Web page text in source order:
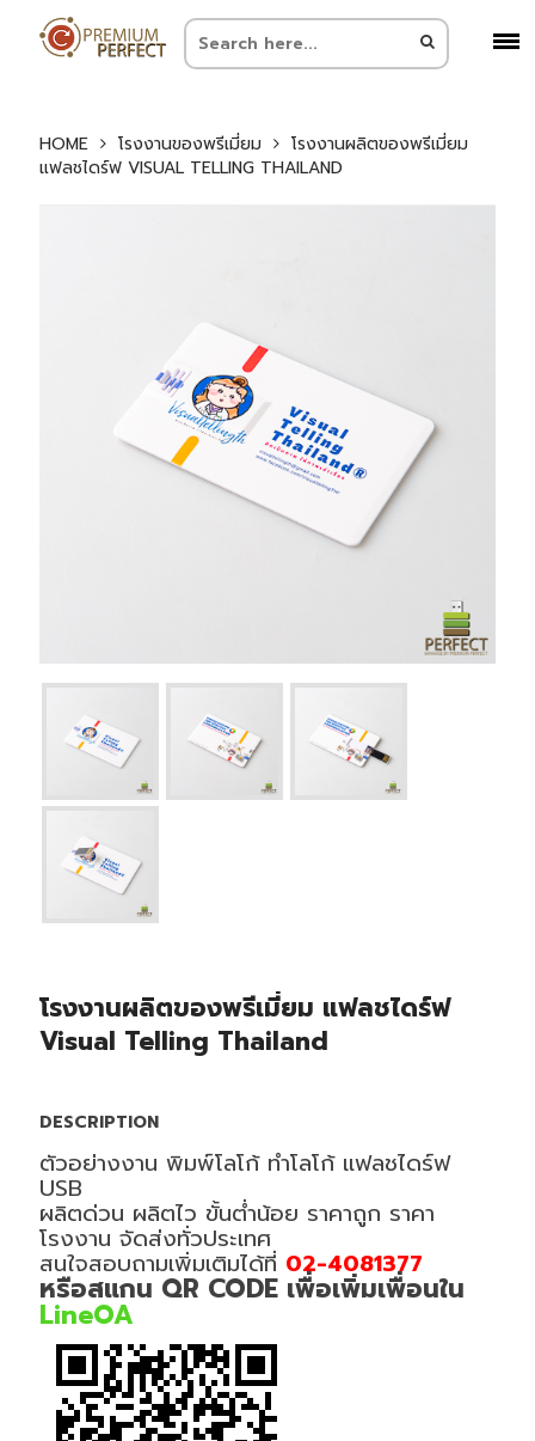
HOME โรงงานของพรีเมี่ยม
โรงงานผลิตของพรีเมี่ยม
แฟลชไดร์ฟ VISUAL TELLING THAILAND
โรงงานผลิตของพรีเมี่ยม แฟลชไดร์ฟ
Visual Telling Thailand
DESCRIPTION
ตัวอย่างงาน พิมพ์โลโก้ ทำโลโก้ แฟลชไดร์ฟ
USB
ผลิตด่วน ผลิตไว ขั้นต่ำน้อย ราคาถูก ราคา
โรงงาน จัดส่งทั่วประเทศ
สนใจสอบถามเพิ่มเติมได้ที่ 02-4081377
หรือสแกน QR CODE เพื่อเพิ่มเพื่อนใน
LineOA